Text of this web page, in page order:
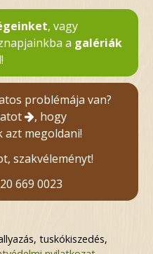
, vagy
a galériák
problémája van?
, hogy
megoldani!
szakvéleményt!
669 0023
tuskókiszedés,